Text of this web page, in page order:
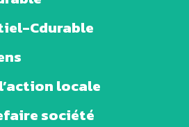
Cdurable
locale
société